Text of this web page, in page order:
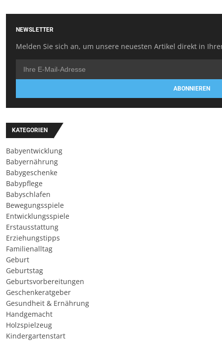
NEWSLETTER
Melden Sie sich an, um unsere neuesten Artikel direkt in
ABONNIEREN
KATEGORIEN
Babyentwicklung
Babyernährung
Babygeschenke
Babypflege
Babyschlafen
Bewegungsspiele
Entwicklungsspiele
Erstausstattung
Erziehungstipps
Familienalltag
Geburt
Geburtstag
Geburtsvorbereitungen
Geschenkeratgeber
Gesundheit & Ernährung
Handgemacht
Holzspielzeug
Kindergartenstart